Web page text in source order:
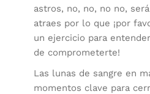
astros, no, no, no no,
atraes por lo que ¡por
un ejercicio para
de comprometerte!
Las lunas de sangre en
momentos clave para